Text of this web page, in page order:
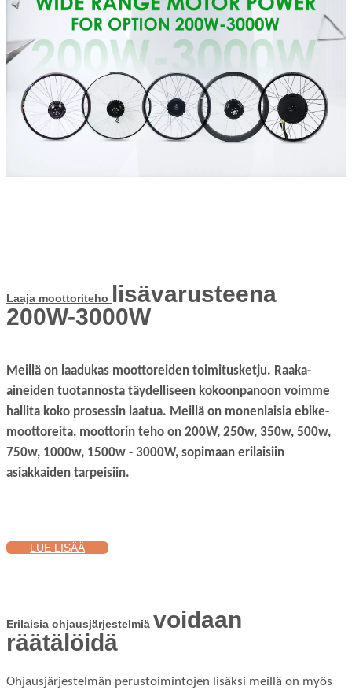
Laaja moottoriteho lisävarusteena
200W-3000W
Meillä on laadukas moottoreiden toimitusketju. Raaka-
aineiden tuotannosta täydelliseen kokoonpanoon voimme
hallita koko prosessin laatua. Meillä on monenlaisia ​​ebike-
moottoreita, moottorin teho on 200W, 250w, 350w, 500w,
750w, 1000w, 1500w - 3000W, sopimaan erilaisiin
asiakkaiden tarpeisiin.
LUE LISÄÄ
Erilaisia ​​ohjausjärjestelmiä voidaan
räätälöidä
Ohjausjärjestelmän perustoimintojen lisäksi meillä on myös